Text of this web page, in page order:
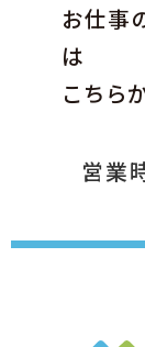
お仕事
は
こちら
営業